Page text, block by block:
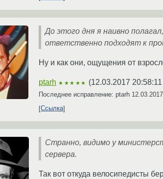
До этого дня я наивно
ответственно подходят к
Ну и как они, ощущения от
ptarh ★★★★★ (12.03.2017
Последнее исправление: ptarh
Ссылка
Странно, видимо у
сервера.
Так вот откуда велосипедисты